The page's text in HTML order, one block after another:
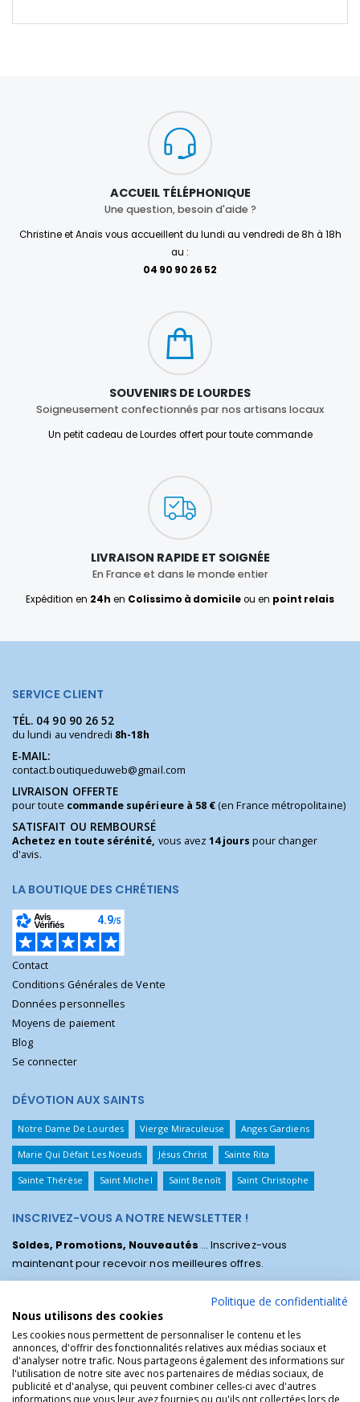
ACCUEIL TÉLÉPHONIQUE
Une question, besoin d'aide ?
Christine et Anaïs vous accueillent du lundi au vendredi de 8h à 18h
au :
04 90 90 26 52
SOUVENIRS DE LOURDES
Soigneusement confectionnés par nos artisans locaux
Un petit cadeau de Lourdes offert pour toute commande
LIVRAISON RAPIDE ET SOIGNÉE
En France et dans le monde entier
Expédition en 24h en Colissimo à domicileou en point relais
SERVICE CLIENT
TÉL. 04 90 90 26 52
du lundi au vendredi 8h-18h
E-MAIL:
contact.boutiqueduweb@gmail.com
LIVRAISON OFFERTE
pour toute commande supérieure à 58 €(en France métropolitaine)
SATISFAIT OU REMBOURSÉ
Achetez en toute sérénité, vous avez14 jours pour changer
d'avis.
LA BOUTIQUE DES CHRÉTIENS
Contact
Conditions Générales de Vente
Données personnelles
Moyens de paiement
Blog
Se connecter
DÉVOTION AUX SAINTS
Notre Dame De Lourdes Vierge Miraculeuse Anges Gardiens
Marie Qui Défait Les Noeuds Jésus Christ Sainte Rita
Sainte Thérèse Saint Michel Saint Benoît Saint Christophe
INSCRIVEZ-VOUS A NOTRE NEWSLETTER !
Soldes, Promotions, Nouveautés ... Inscrivez-vous
maintenant pour recevoir nos meilleures offres.
Politique de confidentialité
Nous utilisons des cookies
Les cookies nous permettent de personnaliser le contenu et les
annonces, d'offrir des fonctionnalités relatives aux médias sociaux et
d'analyser notre trafic. Nous partageons également des informations sur
l'utilisation de notre site avec nos partenaires de médias sociaux, de
publicité et d'analyse, qui peuvent combiner celles-ci avec d'autres
informations que vous leur avez fournies ou qu'ils ont collectées lors de